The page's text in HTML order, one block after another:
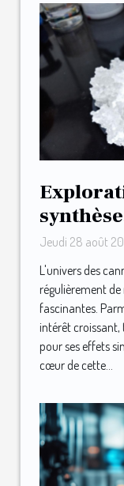
Jeudi 28 août
L'univers des
régulièrement
fascinantes.
intérêt
pour ses effets
cœur de cette...